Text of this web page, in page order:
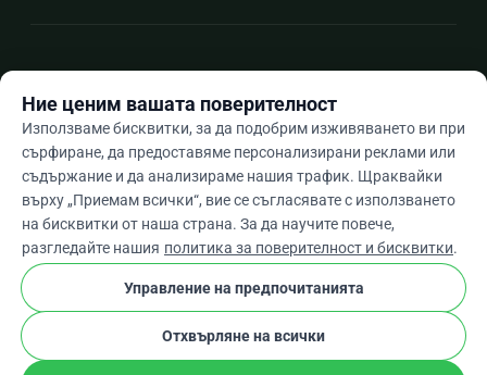
Bgarrow_drop_down
★★★★★4,9 / 5 въз основа на 500+ отзива
WhyDonate
Общи условия
Настройки На Бисквитките
Ние ценим вашата поверителност
Използваме бисквитки, за да подобрим изживяването ви при
сърфиране, да предоставяме персонализирани реклами или
съдържание и да анализираме нашия трафик. Щраквайки
върху „Приемам всички“, вие се съгласявате с използването
на бисквитки от наша страна. За да научите повече,
разгледайте нашия политика за поверителност и бисквитки.
Управление на предпочитанията
Отхвърляне на всички